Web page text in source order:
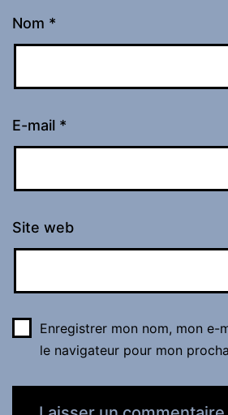
Nom *
E-mail *
Site web
Enregistrer mon nom, mon e-
le navigateur pour mon